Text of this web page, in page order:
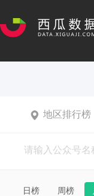
地区排行榜
日榜 周榜